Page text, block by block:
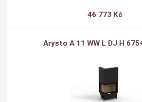
46 773 Kč
Arysto A 11 WW L DJ H